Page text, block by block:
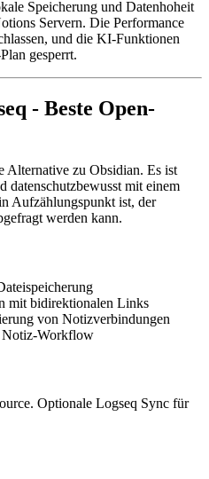
Speicherung und Datenhoheit
Servern. Die Performance
und die KI-Funktionen
gesperrt.
- Beste Open-
Alternative zu Obsidian. Es ist
datenschutzbewusst mit einem
Aufzählungspunkt ist, der
werden kann.
mit bidirektionalen Links
von Notizverbindungen
Notiz-Workflow
Optionale Logseq Sync für